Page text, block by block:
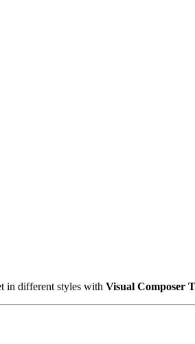
in different styles with Visual Composer